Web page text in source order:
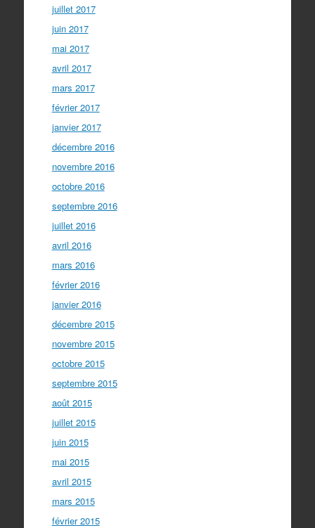
juillet 2017
juin 2017
mai 2017
avril 2017
mars 2017
février 2017
janvier 2017
décembre 2016
novembre 2016
octobre 2016
septembre 2016
juillet 2016
avril 2016
mars 2016
février 2016
janvier 2016
décembre 2015
novembre 2015
octobre 2015
septembre 2015
août 2015
juillet 2015
juin 2015
mai 2015
avril 2015
mars 2015
février 2015